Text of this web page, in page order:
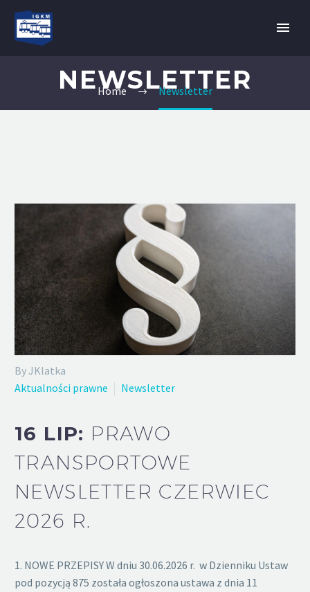
NEWSLETTER
Home Newsletter
By JKlatka
Aktualności prawne
Newsletter
16 LIP: PRAWO
TRANSPORTOWE
NEWSLETTER CZERWIEC
2026 R.
1. NOWE PRZEPISY W dniu 30.06.2026 r. w Dzienniku Ustaw
pod pozycją 875 została ogłoszona ustawa z dnia 11